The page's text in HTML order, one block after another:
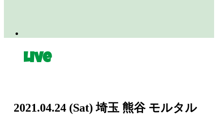
Live
2021.04.24 (Sat) 埼玉 熊谷 モルタル